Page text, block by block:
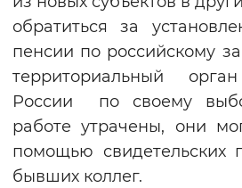
обратиться за
пенсии по российскому
территориальный
России по своему
работе утрачены, они
помощью свидетельских
бывших коллег.